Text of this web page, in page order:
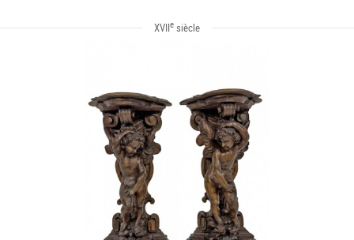
XVIIe siècle